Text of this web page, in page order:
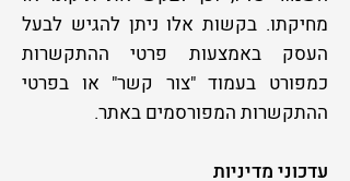
מחיקתו. בקשות אלו ניתן להגיש לבעל
העסק באמצעות פרטי ההתקשרות
כמפורט בעמוד "צור קשר" או בפרטי
ההתקשרות המפורסמים באתר.
עדכוני מדיניות